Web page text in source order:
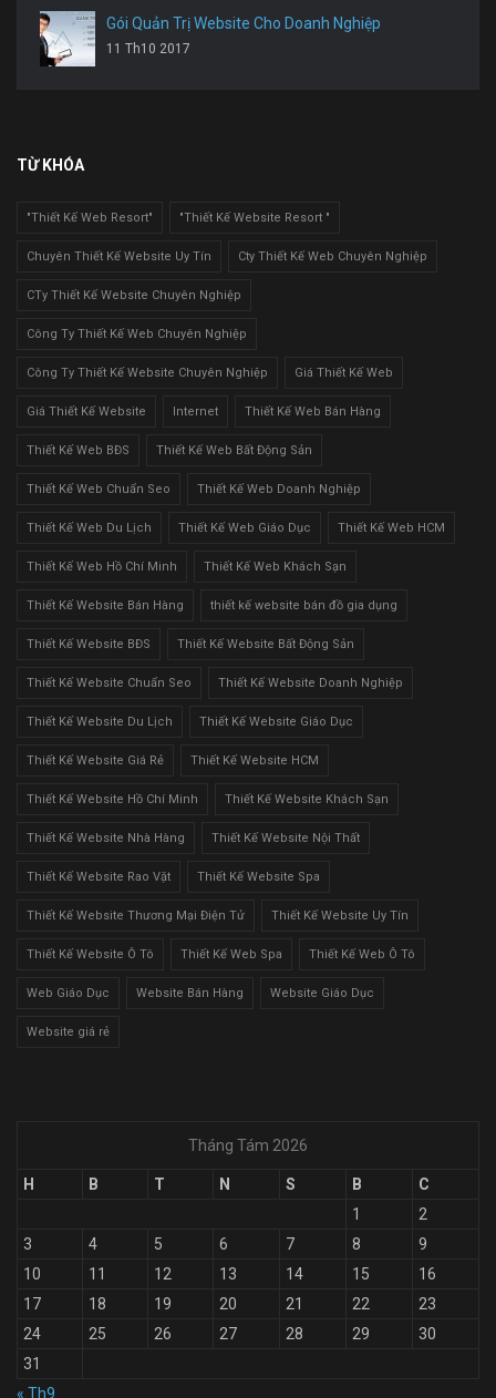
Gói Quản Trị Website Cho Doanh Nghiệp
11 Th10 2017
TỪ KHÓA
"Thiết Kế Web Resort" "Thiết Kế Website Resort "
Chuyên Thiết Kế Website Uy Tín Cty Thiết Kế Web Chuyên Nghiệp
CTy Thiết Kế Website Chuyên Nghiệp
Công Ty Thiết Kế Web Chuyên Nghiệp
Công Ty Thiết Kế Website Chuyên Nghiệp Giá Thiết Kế Web
Giá Thiết Kế Website Internet Thiết Kế Web Bán Hàng
Thiết Kế Web BĐS Thiết Kế Web Bất Động Sản
Thiết Kế Web Chuẩn Seo Thiết Kế Web Doanh Nghiệp
Thiết Kế Web Du Lịch Thiết Kế Web Giáo Dục Thiết Kế Web HCM
Thiết Kế Web Hồ Chí Minh Thiết Kế Web Khách Sạn
Thiết Kế Website Bán Hàng thiết kế website bán đồ gia dụng
Thiết Kế Website BĐS Thiết Kế Website Bất Động Sản
Thiết Kế Website Chuẩn Seo Thiết Kế Website Doanh Nghiệp
Thiết Kế Website Du Lịch Thiết Kế Website Giáo Dục
Thiết Kế Website Giá Rẻ Thiết Kế Website HCM
Thiết Kế Website Hồ Chí Minh Thiết Kế Website Khách Sạn
Thiết Kế Website Nhà Hàng Thiết Kế Website Nội Thất
Thiết Kế Website Rao Vặt Thiết Kế Website Spa
Thiết Kế Website Thương Mại Điện Tử Thiết Kế Website Uy Tín
Thiết Kế Website Ô Tô Thiết Kế Web Spa Thiết Kế Web Ô Tô
Web Giáo Dục Website Bán Hàng Website Giáo Dục
Website giá rẻ
Tháng Tám 2026
H B T N S B
C
1
2
3
4 5 6 7 8
9
10
11 12 13 14 15
16
17
18 19 20 21 22
23
24
25 26 27 28 29
30
31
« Th9